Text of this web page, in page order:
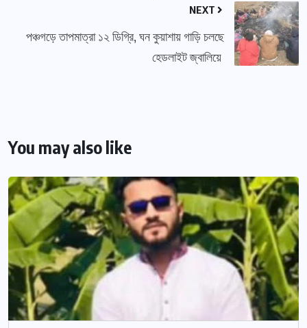
NEXT
পঞ্চগড়ে তাপমাত্রা ১২ ডিগ্রি, ঘন কুয়াশায় গাড়ি চলছে
হেডলাইট জ্বালিয়ে
You may also like